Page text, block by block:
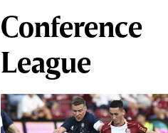
Conference
League